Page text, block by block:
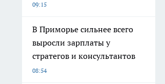
09:15
В Приморье сильнее всего
выросли зарплаты у
стратегов и консультантов
08:54